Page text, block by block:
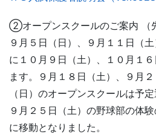
②オープンスクールのご案内 （
９月５日（日）、９月１１日（
に１０月９日（土）、１０月１
ます。９月１８日（土）、９月
（日）のオープンスクールは予
９月２５日（土）の野球部の体
に移動となりました。